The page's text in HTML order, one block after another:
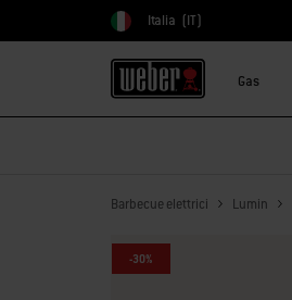
Scegli paese
Italia (IT)
Gas
Barbecue elettrici Lumin
-30%